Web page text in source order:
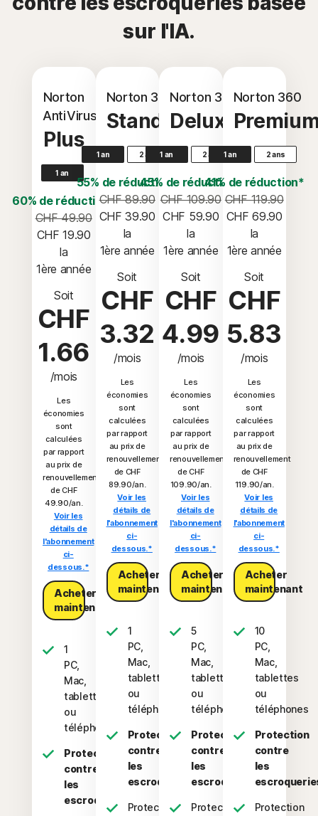
sur l'IA.
Norton
AntiVirus
Plus
1 an
60% de réduction*
CHF 49.90
CHF 19.90
la
1ère année
Soit
CHF
1.66
/mois
Les
économies
sont
calculées
par rapport
au prix de
renouvellement
de CHF
49.90/an.
Voir les
détails de
l'abonnement
ci-
dessous.*
Acheter
maintenant
1
PC,
Mac,
tablette
ou
téléphone
Protection
contre
les
escroqueries
Norton 360
Standard
1 an 2 ans
55% de réduction*
CHF 89.90
CHF 39.90
1ère année
Soit
CHF
3.32
/mois
Les
économies
sont
calculées
par rapport
au prix de
renouvellement
de CHF
89.90/an.
Voir les
détails de
l'abonnement
ci-
dessous.*
Acheter
maintenant
1
PC,
Mac,
tablette
ou
téléphone
Protection
contre
les
escroqueries
Protection
Norton 360
Deluxe
1 an 2 ans
45% de réduction*
CHF 109.90
CHF 59.90
la
1ère année
Soit
CHF
4.99
/mois
Les
économies
sont
calculées
par rapport
au prix de
renouvellement
de CHF
109.90/an.
Voir les
détails de
l'abonnement
ci-
dessous.*
Acheter
maintenant
5
PC,
Mac,
tablettes
ou
téléphones
Protection
contre
les
escroqueries
Protection
Norton 360
1 an 2 ans
41% de réduction*
CHF 119.90
CHF 69.90
1ère année
Soit
CHF
5.83
/mois
Les
économies
sont
calculées
par rapport
au prix de
renouvellement
de CHF
119.90/an.
Voir les
détails de
l'abonnement
ci-
dessous.*
Acheter
maintenant
10
PC,
Mac,
tablettes
ou
téléphones
Protection
contre
les
Protection